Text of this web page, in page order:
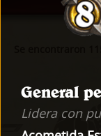
General
Lidera con